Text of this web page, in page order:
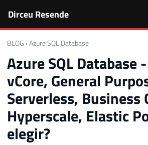
Dirceu Resende
BLOG ›Azure SQL Database
Azure SQL Database
vCore, General
Serverless, Business
Hyperscale, Elastic
elegir?